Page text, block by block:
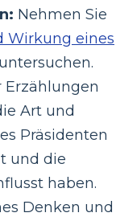
Nehmen Sie
Wirkung eines
Erzählungen
Art und
Präsidenten
und die
haben.
Denken und